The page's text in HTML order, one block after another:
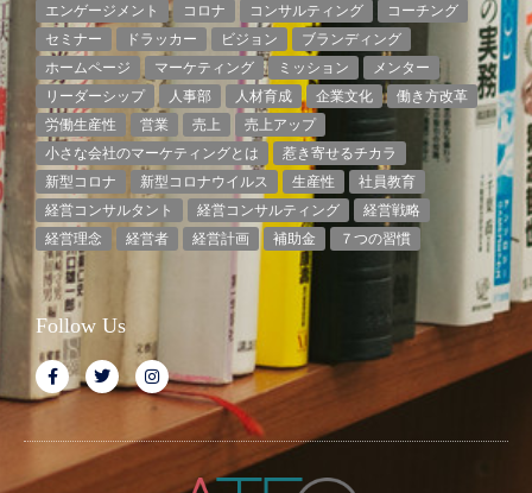
エンゲージメント
コロナ コンサルティング
コーチング
セミナー
ドラッカー ビジョン
ブランディング
ホームページ
マーケティング ミッション
メンター
リーダーシップ
人事部 人材育成 企業文化
働き方改革
労働生産性
営業 売上
売上アップ
小さな会社のマーケティングとは
惹き寄せるチカラ
新型コロナ
新型コロナウイルス 生産性
社員教育
経営コンサルタント
経営コンサルティング
経営戦略
経営理念
経営者 経営計画 補助金 ７つの習慣
Follow Us